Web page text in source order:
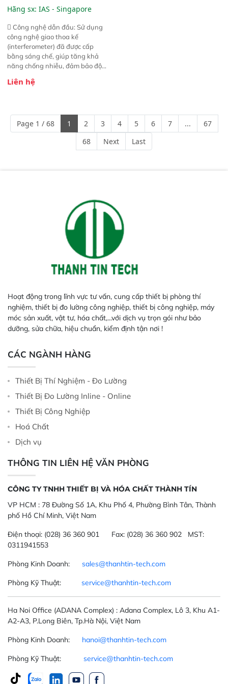
(Vista-R FT-NIR Analyzer)
Hãng sx: IAS - Singapore
 Công nghệ dẫn đầu: Sử dụng
công nghệ giao thoa kế
(interferometer) đã được cấp
bằng sáng chế, giúp tăng khả
năng chống nhiễu, đảm bảo độ
Phạm vi ứng dụng rộng: Đáp ứng
ngành công nghiệp khác nhau. 
Độ nhạy cao: Trang bị đầu dò
InGaAs độ nhạy cao, cung cấp
phản hồi phổ tuyến tính đầy đủ,
đảm bảo độ chính xác và khả
Liên hệ
Page 1 / 68 1 2 3 4 5 6 7 ...
67
68
Next Last
Hoạt động trong lĩnh vực tư vấn, cung cấp thiết bị phòng thí
nghiệm, thiết bị đo lường công nghiệp, thiết bị công nghiệp, máy
móc sản xuất, vật tư, hóa chất,...với dịch vụ trọn gói như bảo
dưỡng, sửa chữa, hiệu chuẩn, kiểm định tận nơi !
CÁC NGÀNH HÀNG
Thiết Bị Thí Nghiệm - Đo Lường
Thiết Bị Đo Lường Inline - Online
Thiết Bị Công Nghiệp
Hoá Chất
Dịch vụ
THÔNG TIN LIÊN HỆ VĂN PHÒNG
CÔNG TY TNHH THIẾT BỊ VÀ HÓA CHẤT THÀNH TÍN
VP HCM : 78 Đường Số 1A, Khu Phố 4, Phường Bình Tân, Thành
phố Hồ Chí Minh, Việt Nam
Điện thoại: (028) 36 360 901 Fax: (028) 36 360 902 MST:
0311941553
Phòng Kinh Doanh: sales@thanhtin-tech.com
Phòng Kỹ Thuật: service@thanhtin-tech.com
Ha Noi Office (ADANA Complex) : Adana Complex, Lô 3, Khu A1-
A2-A3, P.Long Biên, Tp.Hà Nội, Việt Nam
Phòng Kinh Doanh: hanoi@thanhtin-tech.com
Phòng Kỹ Thuật: service@thanhtin-tech.com